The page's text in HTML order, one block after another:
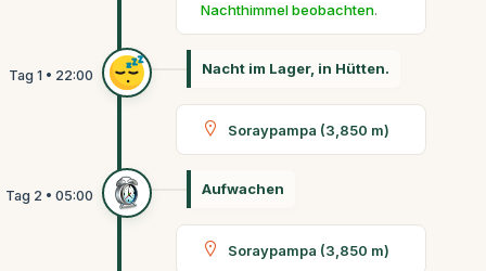
Nachthimmel beobachten.
Nacht im Lager, in Hütten.
Soraypampa (3,850 m)
Aufwachen
Soraypampa (3,850 m)